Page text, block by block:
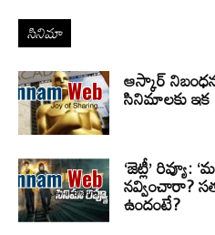
సినిమా
ఆస్కార్
సినిమాలకు ఇక
‘జెట్లీ’ రివ్యూ:
నవ్వించారా?
ఉందంటే?